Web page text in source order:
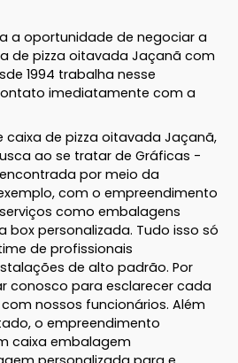
a oportunidade de negociar a
de pizza oitavada Jaçanã com
1994 trabalha nesse
imediatamente com a
caixa de pizza oitavada Jaçanã,
ao se tratar de Gráficas -
por meio da
com o empreendimento
como embalagens
box personalizada. Tudo isso só
de profissionais
de alto padrão. Por
conosco para esclarecer cada
nossos funcionários. Além
o empreendimento
caixa embalagem